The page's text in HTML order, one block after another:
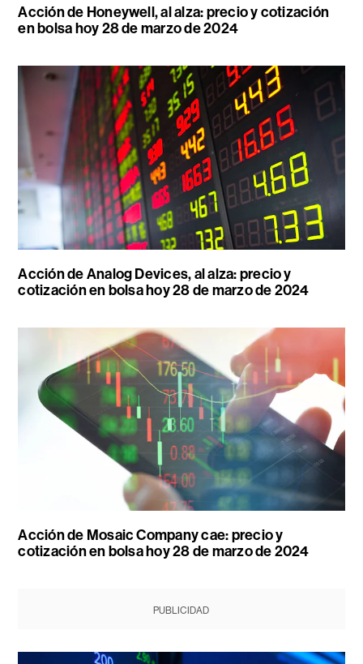
Acción de Honeywell, al alza: precio y cotización
en bolsa hoy 28 de marzo de 2024
Acción de Analog Devices, al alza: precio y
cotización en bolsa hoy 28 de marzo de 2024
Acción de Mosaic Company cae: precio y
cotización en bolsa hoy 28 de marzo de 2024
PUBLICIDAD